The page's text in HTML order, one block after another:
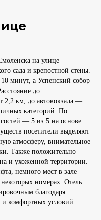
на улице
сада и крепостной стены.
минут, а Успенский собор
до
2,2 км, до автовокзала —
категорий. По
— 5 из 5 на основе
посетители выделяют
атмосферу, внимательное
Также положительно
и ухоженной территории.
немного мест в зале
номерах. Отель
благодаря
и комфортных условий